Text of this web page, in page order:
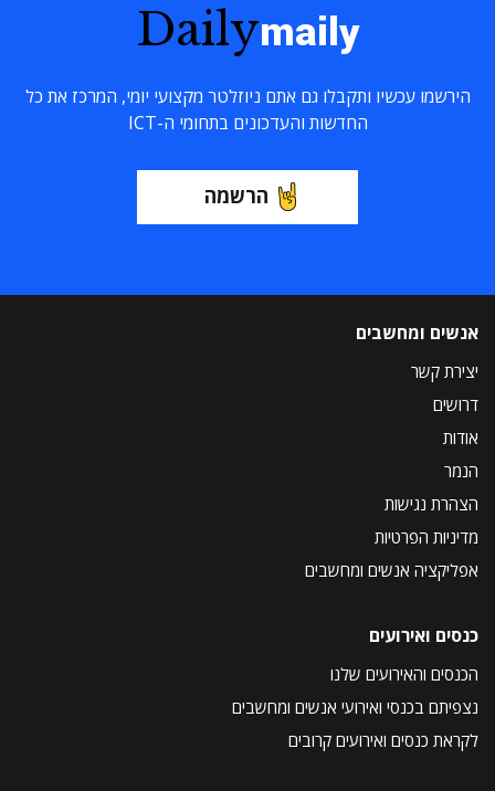
Dailymaily
הירשמו עכשיו ותקבלו גם אתם ניוזלטר מקצועי יומי, המרכז את כל
החדשות והעדכונים בתחומי ה-ICT
הרשמה
אנשים ומחשבים
יצירת קשר
דרושים
אודות
הנמר
הצהרת נגישות
מדיניות הפרטיות
אפליקציה אנשים ומחשבים
כנסים ואירועים
הכנסים והאירועים שלנו
נצפיתם בכנסי ואירועי אנשים ומחשבים
לקראת כנסים ואירועים קרובים